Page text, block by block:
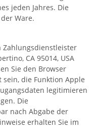
jeden Jahres. Die
Ware.
Zahlungsdienstleister
CA 95014, USA
Sie den Browser
sein, die Funktion Apple
legitimieren
Die
nach Abgabe der
erhalten Sie im